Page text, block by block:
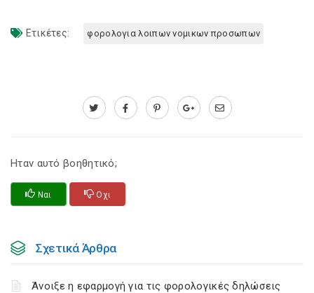
Ετικέτες: φορολογια λοιπων νομικων προσωπων
Ηταν αυτό βοηθητικό;
Ναι Οχι
Σχετικά Άρθρα
Άνοιξε η εφαρμογή για τις φορολογικές δηλώσεις